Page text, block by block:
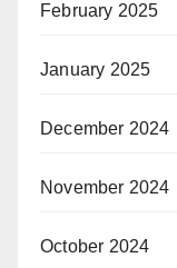
February 2025
January 2025
December 2024
November 2024
October 2024